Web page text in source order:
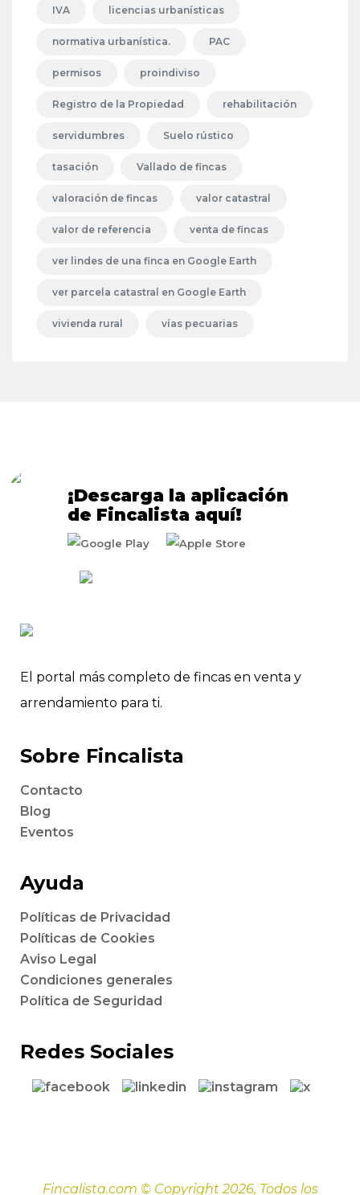
IVA licencias urbanísticas
normativa urbanística. PAC
permisos proindiviso
Registro de la Propiedad rehabilitación
servidumbres Suelo rústico
tasación Vallado de fincas
valoración de fincas valor catastral
valor de referencia venta de fincas
ver lindes de una finca en Google Earth
ver parcela catastral en Google Earth
vivienda rural vías pecuarias
El portal más completo de fincas en venta y
arrendamiento para ti.
Sobre Fincalista
Contacto
Blog
Eventos
Ayuda
Políticas de Privacidad
Políticas de Cookies
Aviso Legal
Condiciones generales
Política de Seguridad
Redes Sociales
¡Descarga la aplicación
de Fincalista aquí!
Fincalista.com © Copyright 2026, Todos los